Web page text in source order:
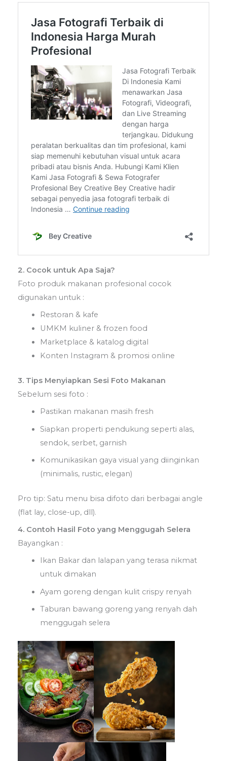
2. Cocok untuk Apa Saja?
Foto produk makanan profesional cocok
digunakan untuk :
Restoran & kafe
UMKM kuliner & frozen food
Marketplace & katalog digital
Konten Instagram & promosi online
3. Tips Menyiapkan Sesi Foto Makanan
Sebelum sesi foto :
Pastikan makanan masih fresh
Siapkan properti pendukung seperti alas,
sendok, serbet, garnish
Komunikasikan gaya visual yang diinginkan
(minimalis, rustic, elegan)
Pro tip: Satu menu bisa difoto dari berbagai angle
(flat lay, close-up, dll).
4. Contoh Hasil Foto yang Menggugah Selera
Bayangkan :
Ikan Bakar dan lalapan yang terasa nikmat
untuk dimakan
Ayam goreng dengan kulit crispy renyah
Taburan bawang goreng yang renyah dah
menggugah selera